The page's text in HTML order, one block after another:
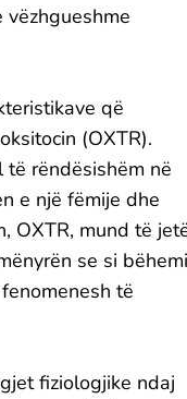
që
(OXTR).
të rëndësishëm në
e një fëmije dhe
OXTR, mund të
se si bëhemi
të
fiziologjike ndaj